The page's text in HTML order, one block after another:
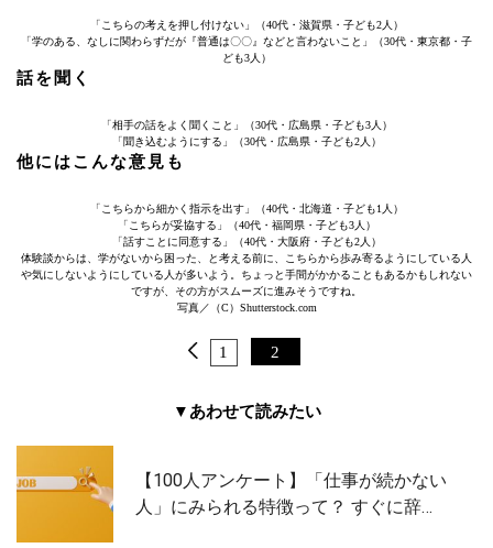
「こちらの考えを押し付けない」（40代・滋賀県・子ども2人）
「学のある、なしに関わらずだが『普通は〇〇』などと言わないこと」（30代・東京都・子
ども3人）
話を聞く
「相手の話をよく聞くこと」（30代・広島県・子ども3人）
「聞き込むようにする」（30代・広島県・子ども2人）
他にはこんな意見も
「こちらから細かく指示を出す」（40代・北海道・子ども1人）
「こちらが妥協する」（40代・福岡県・子ども3人）
「話すことに同意する」（40代・大阪府・子ども2人）
体験談からは、学がないから困った、と考える前に、こちらから歩み寄るようにしている人
や気にしないようにしている人が多いよう。ちょっと手間がかかることもあるかもしれない
ですが、その方がスムーズに進みそうですね。
写真／（C）Shutterstock.com
1 2
▼あわせて読みたい
【100人アンケート】「仕事が続かない
人」にみられる特徴って？ すぐに辞…